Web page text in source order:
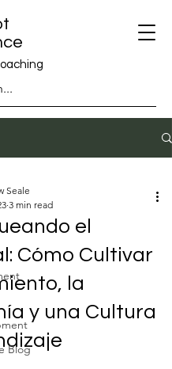
Blog
el
Cómo Cultivar
la
y una Cultura
Seale
3 min read
out of 5 stars.